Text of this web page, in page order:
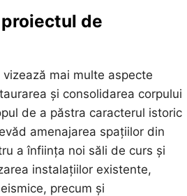
de
mai multe aspecte
și consolidarea corpului
de a păstra caracterul istoric
amenajarea spațiilor din
a înființa noi săli de curs și
instalațiilor existente,
precum și